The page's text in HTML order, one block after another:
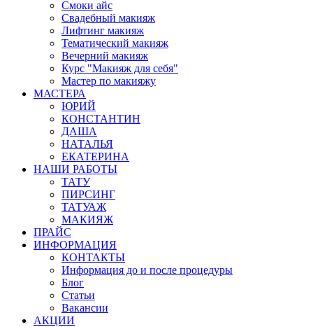
Смоки айс
Свадебный макияж
Лифтинг макияж
Тематический макияж
Вечерний макияж
Курс "Макияж для себя"
Мастер по макияжу
МАСТЕРА
ЮРИЙ
КОНСТАНТИН
ДАША
НАТАЛЬЯ
ЕКАТЕРИНА
НАШИ РАБОТЫ
ТАТУ
ПИРСИНГ
ТАТУАЖ
МАКИЯЖ
ПРАЙС
ИНФОРМАЦИЯ
КОНТАКТЫ
Информация до и после процедуры
Блог
Статьи
Вакансии
АКЦИИ